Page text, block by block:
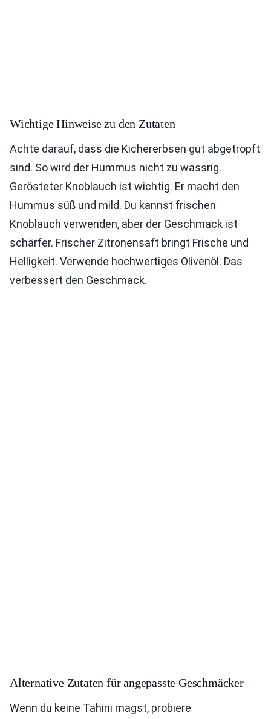
Wichtige Hinweise zu den Zutaten
Achte darauf, dass die Kichererbsen gut abgetropft
sind. So wird der Hummus nicht zu wässrig.
Gerösteter Knoblauch ist wichtig. Er macht den
Hummus süß und mild. Du kannst frischen
Knoblauch verwenden, aber der Geschmack ist
schärfer. Frischer Zitronensaft bringt Frische und
Helligkeit. Verwende hochwertiges Olivenöl. Das
verbessert den Geschmack.
Alternative Zutaten für angepasste Geschmäcker
Wenn du keine Tahini magst, probiere